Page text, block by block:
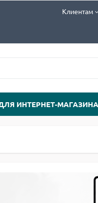
Клиентам
ИНТЕРНЕТ-МАГАЗИНА